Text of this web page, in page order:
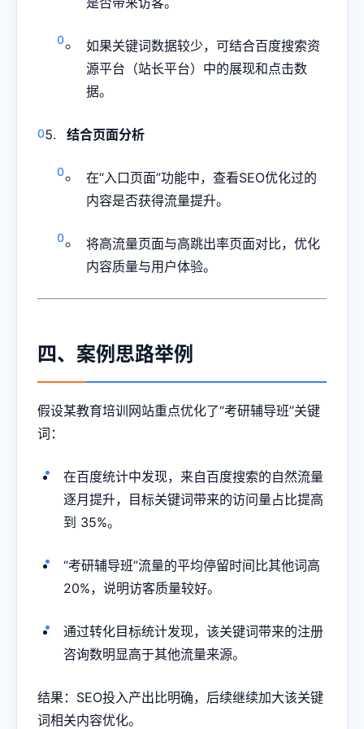
如果关键词数据较少，可结合百度搜索资
源平台（站长平台）中的展现和点击数
据。
结合页面分析
在“入口页面”功能中，查看SEO优化过的
内容是否获得流量提升。
将高流量页面与高跳出率页面对比，优化
内容质量与用户体验。
四、案例思路举例
假设某教育培训网站重点优化了“考研辅导班”关键
词：
在百度统计中发现，来自百度搜索的自然流量
逐月提升，目标关键词带来的访问量占比提高
到 35%。
“考研辅导班”流量的平均停留时间比其他词高
20%，说明访客质量较好。
通过转化目标统计发现，该关键词带来的注册
咨询数明显高于其他流量来源。
结果：SEO投入产出比明确，后续继续加大该关键
词相关内容优化。